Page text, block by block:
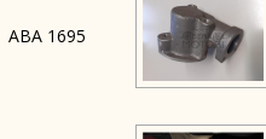
ABA 1695